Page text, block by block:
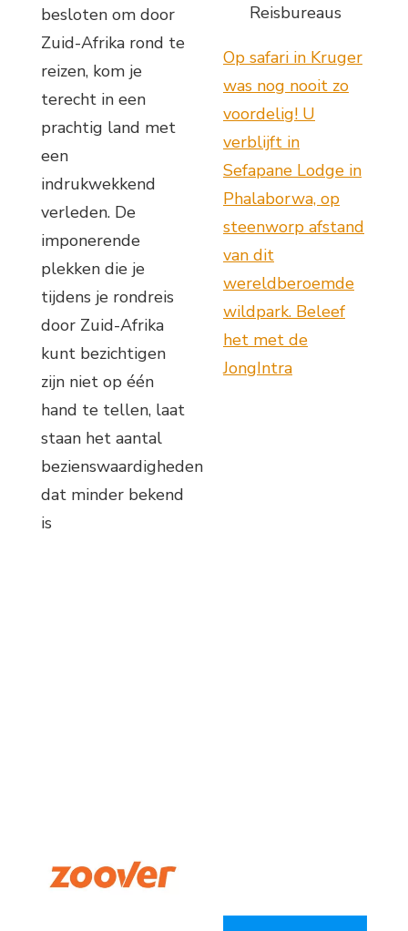
besloten om door
Zuid-Afrika rond te
reizen, kom je
terecht in een
prachtig land met
een
indrukwekkend
verleden. De
imponerende
plekken die je
tijdens je rondreis
door Zuid-Afrika
kunt bezichtigen
zijn niet op één
hand te tellen, laat
staan het aantal
bezienswaardigheden
dat minder bekend
is
Reisbureaus
Op safari in Kruger
was nog nooit zo
voordelig! U
verblijft in
Sefapane Lodge in
Phalaborwa, op
steenworp afstand
van dit
wereldberoemde
wildpark. Beleef
het met de
JongIntra